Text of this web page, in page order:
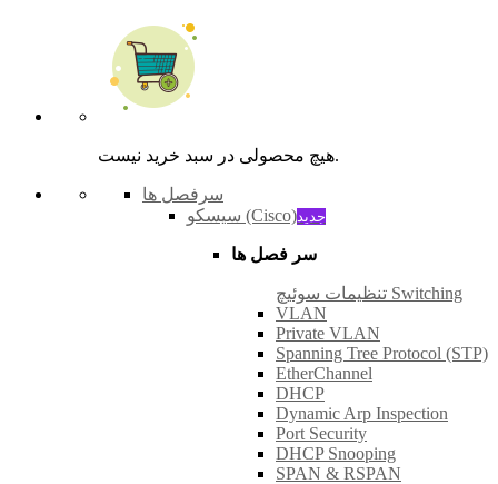
هیچ محصولی در سبد خرید نیست.
سرفصل ها
سیسکو (Cisco)جدید
سر فصل ها
تنظیمات سوئیچ Switching
VLAN
Private VLAN
Spanning Tree Protocol (STP)
EtherChannel
DHCP
Dynamic Arp Inspection
Port Security
DHCP Snooping
SPAN & RSPAN